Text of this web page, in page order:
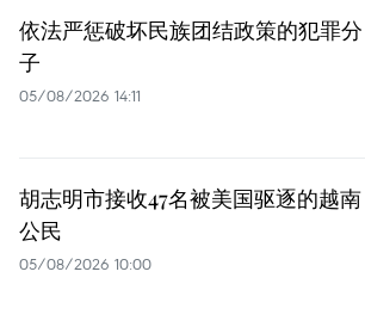
依法严惩破坏民族团结政策的犯罪分
子
05/08/2026 14:11
胡志明市接收47名被美国驱逐的越南
公民
05/08/2026 10:00